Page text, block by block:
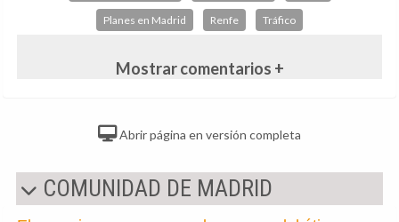
Planes en Madrid Renfe Tráfico
Mostrar comentarios +
Abrir página en versión completa
COMUNIDAD DE MADRID